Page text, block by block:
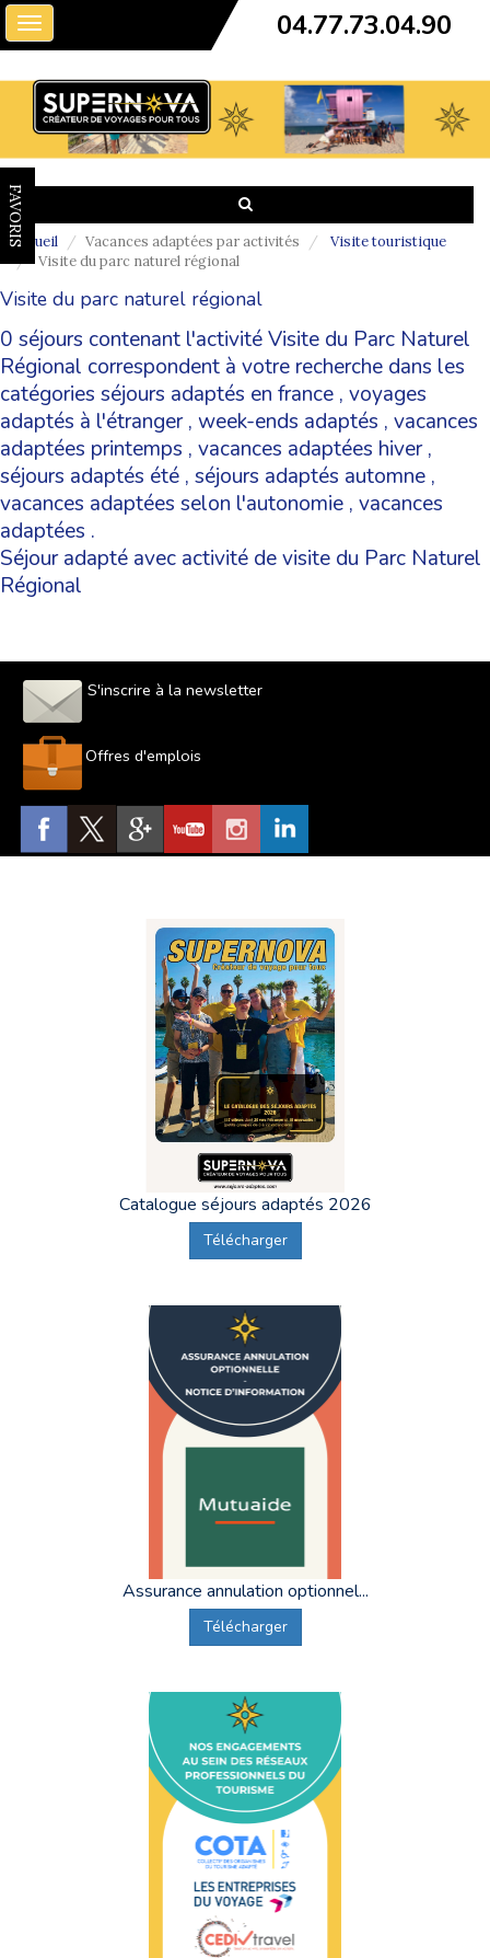
Toggle
navigation
04.77.73.04.90
FAVORIS
Accueil Vacances adaptées par activités
Visite touristique
Visite du parc naturel régional
Visite du parc naturel régional
0 séjours contenant l'activité Visite du Parc Naturel
Régional correspondent à votre recherche dans les
catégories séjours adaptés en france , voyages
adaptés à l'étranger, week-ends adaptés , vacances
adaptées printemps , vacances adaptées hiver,
séjours adaptés été , séjours adaptés automne ,
vacances adaptées selon l'autonomie , vacances
adaptées .
Séjour adapté avec activité de visite du Parc Naturel
Régional
S'inscrire à la newsletter
Offres d'emplois
Catalogue séjours adaptés 2026
Télécharger
Assurance annulation optionnel...
Télécharger